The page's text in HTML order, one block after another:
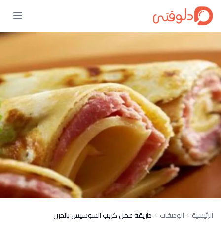
الرئيسية الوصفات طريقة عمل كريب السوسيس بالجبن